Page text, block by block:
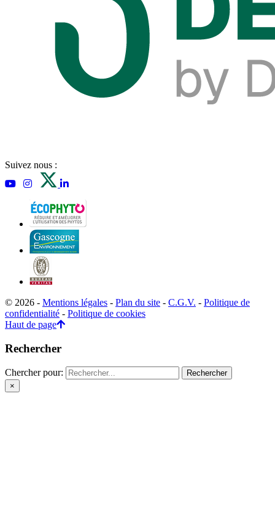
Suivez nous :
© 2026 - Mentions légales - Plan du site - C.G.V. - Politique de
confidentialité - Politique de cookies
Haut de page
Rechercher
Chercher pour:
×